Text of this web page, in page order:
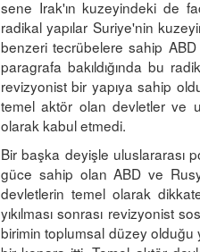
sene Irak'ın kuzeyindeki de
radikal yapılar Suriye'nin
benzeri tecrübelere sahip
paragrafa bakıldığında bu
revizyonist bir yapıya sahip
temel aktör olan devletler ve
olarak kabul etmedi.
Bir başka deyişle uluslararası
güce sahip olan ABD ve
devletlerin temel olarak
yıkılması sonrası revizyonist
birimin toplumsal düzey olduğu